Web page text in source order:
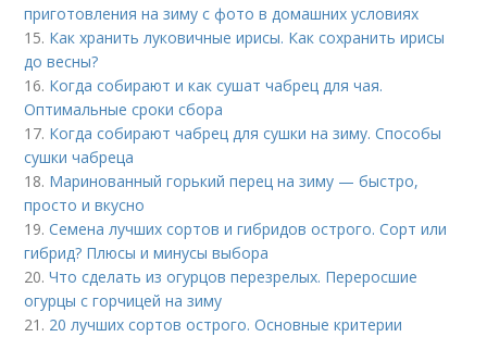
приготовления на зиму с фото в домашних условиях
15. Как хранить луковичные ирисы. Как сохранить ирисы
до весны?
16. Когда собирают и как сушат чабрец для чая.
Оптимальные сроки сбора
17. Когда собирают чабрец для сушки на зиму. Способы
сушки чабреца
18. Маринованный горький перец на зиму — быстро,
просто и вкусно
19.Семена лучших сортов и гибридов острого. Сорт или
гибрид? Плюсы и минусы выбора
20.Что сделать из огурцов перезрелых. Переросшие
огурцы с горчицей на зиму
21. 20 лучших сортов острого. Основные критерии